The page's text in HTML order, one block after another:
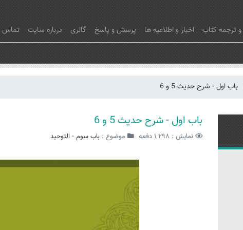
ترجمه کتاب اخبار و اطلاعیه ها پرسش و پاسخ گالری درباره سایت تماس
باب اول - شرح حدیث 5 و 6
باب اول - شرح حدیث 5 و 6
نمایش : ۱٬۲۹۸ دفعه موضوع : باب سوم - التوحید